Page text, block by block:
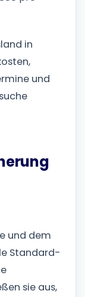
in
und
und dem
Standard-
sie aus,